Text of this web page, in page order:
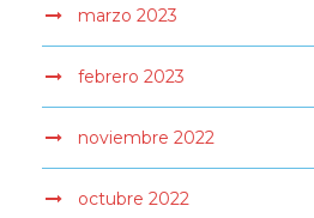
marzo 2023
febrero 2023
noviembre 2022
octubre 2022